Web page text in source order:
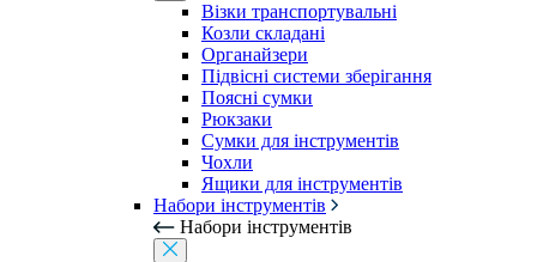
Візки транспортувальні
Козли складані
Органайзери
Підвісні системи зберігання
Поясні сумки
Рюкзаки
Сумки для інструментів
Чохли
Ящики для інструментів
Набори інструментів
Набори інструментів